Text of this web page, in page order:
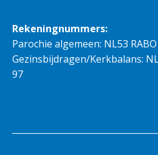
Rekeningnummers:
Parochie algemeen: NL53
Gezinsbijdragen/Kerkbalans:
97